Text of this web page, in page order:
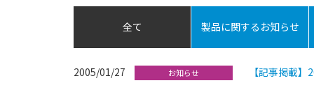
全て 製品に関するお知らせ
2005/01/27 お知らせ 【記事掲載